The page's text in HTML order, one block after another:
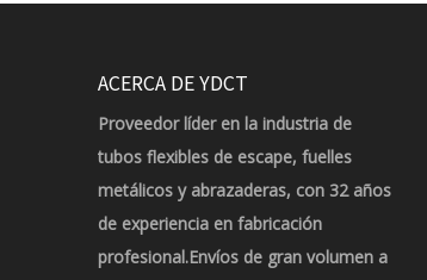
ACERCA DE YDCT
Proveedor líder en la industria de
tubos flexibles de escape, fuelles
metálicos y abrazaderas, con 32 años
de experiencia en fabricación
profesional.Envíos de gran volumen a